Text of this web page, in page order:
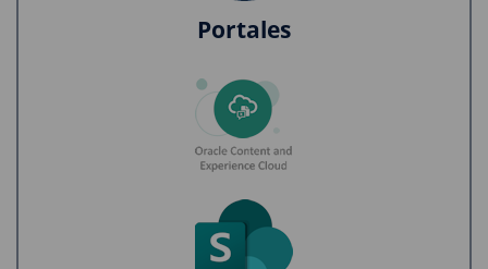
Portales